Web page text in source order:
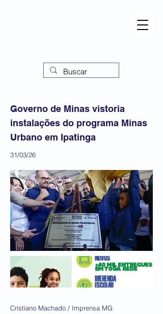
Governo de Minas vistoria
instalações do programa Minas
Urbano em Ipatinga
31/03/26
Cristiano Machado / Imprensa MG